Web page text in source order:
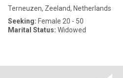
Terneuzen, Zeeland, Netherlands
Seeking: Female 20 - 50
Marital Status: Widowed